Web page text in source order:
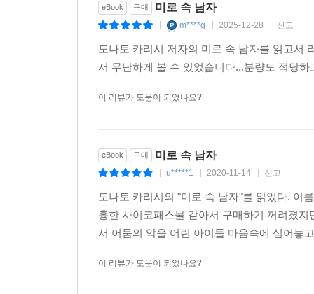
법정신의학자인 한스 루드비히 크뢰버는 “악은
뿐이다”고 말했다. 이는 인간의 악한 행동에 필
있다는 것으로 악의 보편성에 대한 말이기도 하
떠오르는 타인에게 공감하지 못하고 폭력성을
가해자가 되고 만다. 도나토 카리시가 ‘속삭이는
eBook 구매 미로 속 남자
m****g 2025-12-28 신고
도나토 카리시 저자의 미로 속 남자를 읽고서
서 무난하게 볼 수 있었습니다...분량도 적당
이 리뷰가 도움이 되었나요?
eBook 구매 미로 속 남자
u*****1 2020-11-14 신고
도나토 카리시의 "미로 속 남자"를 읽었다. 이
흉한 사이코패스물 같아서 구매하기 꺼려졌
서 어둠의 악을 어린 아이들 마음속에 심어놓
이 리뷰가 도움이 되었나요?